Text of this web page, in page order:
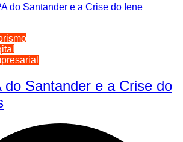
do Santander e a Crise do